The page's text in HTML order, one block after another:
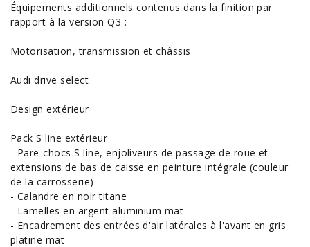
Équipements additionnels contenus dans la finition par
rapport à la version Q3 :
Motorisation, transmission et châssis
Audi drive select
Design extérieur
Pack S line extérieur
- Pare-chocs S line, enjoliveurs de passage de roue et
extensions de bas de caisse en peinture intégrale (couleur
de la carrosserie)
- Calandre en noir titane
- Lamelles en argent aluminium mat
- Encadrement des entrées d'air latérales à l'avant en gris
platine mat